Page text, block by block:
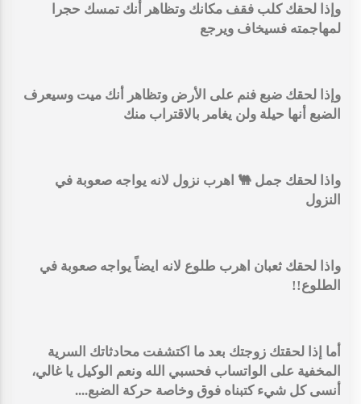
وإذا لحقك كلب فقف مكانك وتظاهر أنك تمسك حجرا
لمهاجمته فسيخاف ويرجع
وإذا لحقك ضبع فنم على الأرض وتظاهر أنك ميت وسيعرف
الضبع أنها حيلة ولن يغامر بالاقتراب منك
واذا لحقك جمل 🐫 اهرب نزول لانه يواجه صعوبة في
النزول
واذا لحقك ثعبان اهرب طلوع لانه ايضاً يواجه صعوبة في
الطلوع!!
أما إذا لحقتك زوجتك بعد ما اكتشفت محادثاتك السرية
المخفية على الواتساب فحسبي الله ونعم الوكيل يا غالي،
أنسى كل شيء كتبناه فوق وخاصة حركة الضبع....